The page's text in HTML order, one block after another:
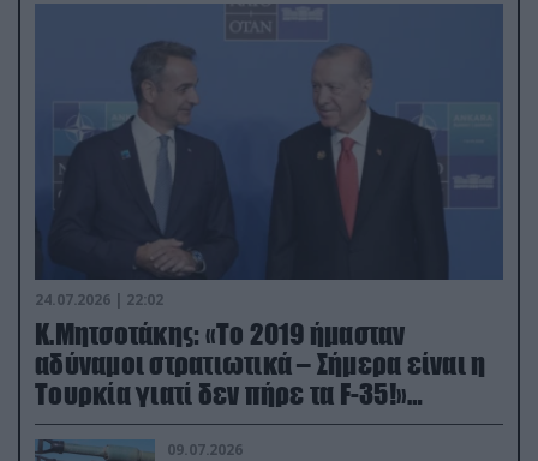
24.07.2026 | 22:02
Κ.Μητσοτάκης: «Το 2019 ήμασταν
αδύναμοι στρατιωτικά – Σήμερα είναι η
Τουρκία γιατί δεν πήρε τα F-35!»
(βίντεο)
09.07.2026